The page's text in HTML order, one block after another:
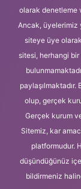
olarak denetleme
Ancak, üyelerimiz
siteye üye
sitesi, herhangi bir
olup, gerçek
Gerçek kurum
Sitemiz, kar
platformudur.
düşündüğünüz
bildirmeniz